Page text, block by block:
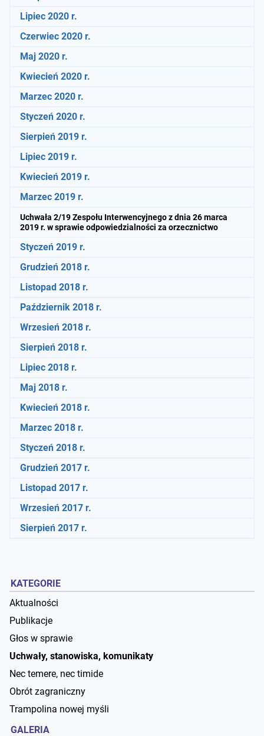
Lipiec 2020 r.
Czerwiec 2020 r.
Maj 2020 r.
Kwiecień 2020 r.
Marzec 2020 r.
Styczeń 2020 r.
Sierpień 2019 r.
Lipiec 2019 r.
Kwiecień 2019 r.
Marzec 2019 r.
Uchwała 2/19 Zespołu Interwencyjnego z dnia 26 marca
2019 r. w sprawie odpowiedzialności za orzecznictwo
Styczeń 2019 r.
Grudzień 2018 r.
Listopad 2018 r.
Październik 2018 r.
Wrzesień 2018 r.
Sierpień 2018 r.
Lipiec 2018 r.
Maj 2018 r.
Kwiecień 2018 r.
Marzec 2018 r.
Styczeń 2018 r.
Grudzień 2017 r.
Listopad 2017 r.
Wrzesień 2017 r.
Sierpień 2017 r.
KATEGORIE
Aktualności
Publikacje
Głos w sprawie
Uchwały, stanowiska, komunikaty
Nec temere, nec timide
Obrót zagraniczny
Trampolina nowej myśli
GALERIA